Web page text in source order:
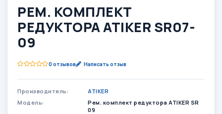
РЕМ. КОМПЛЕКТ
РЕДУКТОРА ATIKER SR07-
09
0 отзывов Написать отзыв
Производитель:
ATIKER
Модель:
Рем. комплект редуктора ATIKER SR
09